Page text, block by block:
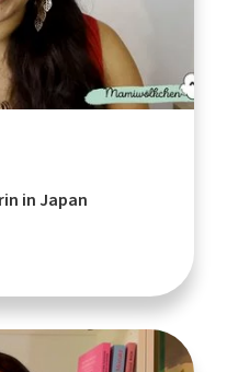
in Japan